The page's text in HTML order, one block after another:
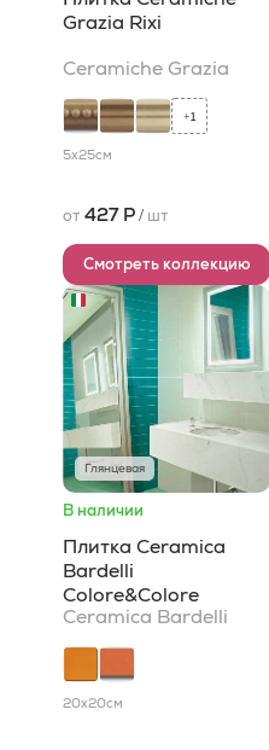
Grazia Rixi
Ceramiche Grazia
+1
5x25см
от 427 Р/ шт
Смотреть коллекцию
Глянцевая
В наличии
Плитка Ceramica
Bardelli
Colore&Colore
Ceramica Bardelli
20x20см